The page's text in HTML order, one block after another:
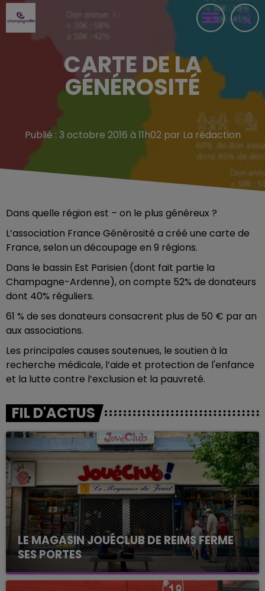
CARTE DE LA
GÉNÉROSITÉ
Publié : 3 octobre 2016 à 11h02 par La rédaction
Dans quelle région est – on le plus généreux ?
L’association France Générosité a créé une carte de
France, selon un découpage en 9 régions.
Dans le bassin Est Parisien (dont fait partie la
Champagne-Ardenne), on compte 52% de donateurs
dont 40% réguliers.
61 % de ses donateurs consacrent plus de 50 € par an
aux associations.
Les principales causes soutenues, le soutien à la
recherche médicale, l’aide et protection de l'enfance
et la lutte contre l’exclusion et la pauvreté.
FIL D'ACTUS
LE MAGASIN JOUÉCLUB DE REIMS FERME
SES PORTES
C'était l'une des institutions du centre-ville
rémois. Le magasin JouéClub est contraint de